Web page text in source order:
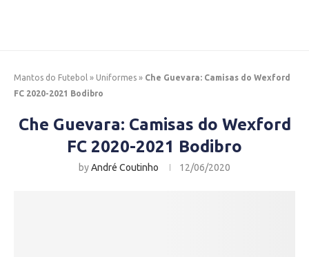
Mantos do Futebol » Uniformes » Che Guevara: Camisas do Wexford
FC 2020-2021 Bodibro
Che Guevara: Camisas do Wexford
FC 2020-2021 Bodibro
byAndré Coutinho 12/06/2020